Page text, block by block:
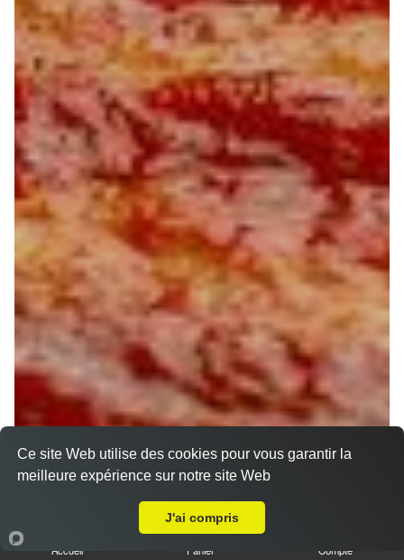
Accueil Panier Compte
Ce site Web utilise des cookies pour vous garantir la
meilleure expérience sur notre site Web
J'ai compris